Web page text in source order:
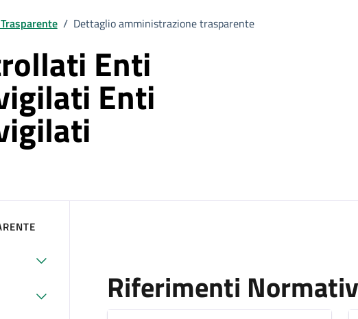
/ Dettaglio amministrazione trasparente
Enti
Enti
Riferimenti